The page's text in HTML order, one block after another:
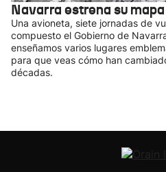
Navarra estrena su
Una avioneta, siete jornadas de
compuesto el Gobierno de
enseñamos varios lugares
para que veas cómo han
décadas.